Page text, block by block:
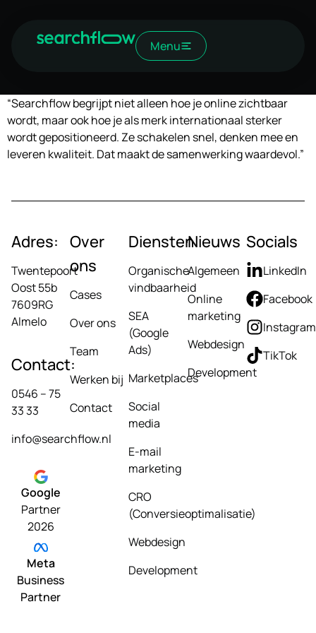
Menu
“Searchflow begrijpt niet alleen hoe je online zichtbaar
wordt, maar ook hoe je als merk internationaal sterker
wordt gepositioneerd. Ze schakelen snel, denken mee en
leveren kwaliteit. Dat maakt de samenwerking waardevol.”
Adres:
Twentepoort
Oost 55b
7609RG
Almelo
Contact:
0546 – 75
33 33
info@searchflow.nl
Google
Partner
2026
Meta
Business
Partner
Over
ons
Cases
Over ons
Team
Werken bij
Contact
Diensten
Organische
vindbaarheid
SEA
(Google
Ads)
Marketplaces
Social
media
E-mail
marketing
CRO
(Conversieoptimalisatie)
Webdesign
Development
Nieuws
Algemeen
Online
marketing
Webdesign
Development
Socials
LinkedIn
Facebook
Instagram
TikTok